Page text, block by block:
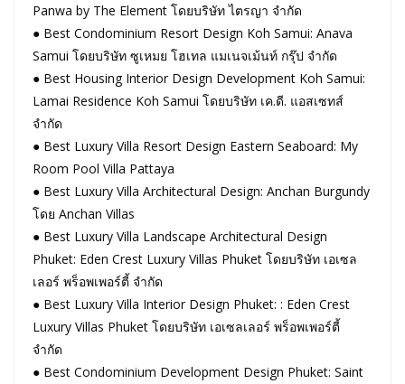
Panwa by The Element โดยบริษัท ไตรญา จำกัด
● Best Condominium Resort Design Koh Samui: Anava
Samui โดยบริษัท ซูเหมย โฮเทล แมเนจเม้นท์ กรุ๊ป จำกัด
● Best Housing Interior Design Development Koh Samui:
Lamai Residence Koh Samui โดยบริษัท เค.ดี. แอสเซทส์
จำกัด
● Best Luxury Villa Resort Design Eastern Seaboard: My
Room Pool Villa Pattaya
● Best Luxury Villa Architectural Design: Anchan Burgundy
โดย Anchan Villas
● Best Luxury Villa Landscape Architectural Design
Phuket: Eden Crest Luxury Villas Phuket โดยบริษัท เอเซล
เลอร์ พร็อพเพอร์ตี้ จำกัด
● Best Luxury Villa Interior Design Phuket: : Eden Crest
Luxury Villas Phuket โดยบริษัท เอเซลเลอร์ พร็อพเพอร์ตี้
จำกัด
● Best Condominium Development Design Phuket: Saint